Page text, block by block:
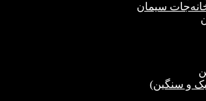
سیمان
و سنگین)